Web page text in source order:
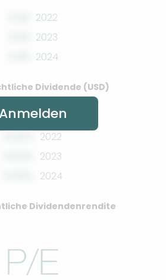
2022
2023
2024
Dividende (USD)
2022
2023
2024
Dividendenrendite
Anmelden